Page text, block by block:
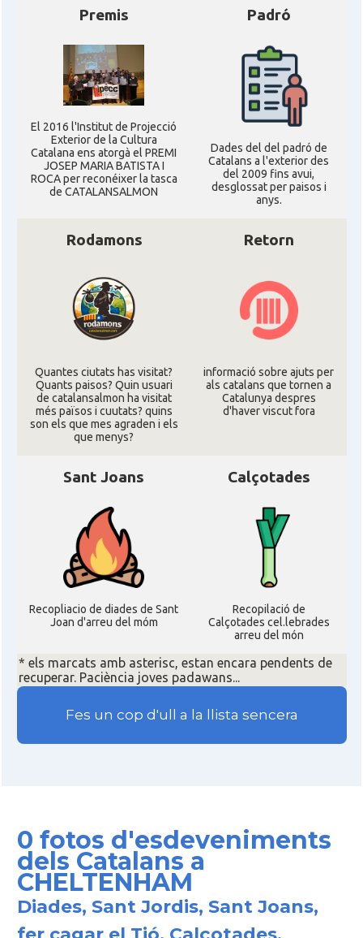
Premis
El 2016 l'Institut de Projecció
Exterior de la Cultura
Catalana ens atorgà el PREMI
JOSEP MARIA BATISTA I
ROCA per reconéixer la tasca
de CATALANSALMON
Padró
Dades del del padró de
Catalans a l'exterior des
del 2009 fins avui,
desglossat per paisos i
anys.
Rodamons
Quantes ciutats has visitat?
Quants paisos? Quin usuari
de catalansalmon ha visitat
més països i cuutats? quins
son els que mes agraden i els
que menys?
Retorn
informació sobre ajuts per
als catalans que tornen a
Catalunya despres
d'haver viscut fora
Sant Joans
Recopliacio de diades de Sant
Joan d'arreu del móm
Calçotades
Recopilació de
Calçotades cel.lebrades
arreu del món
* els marcats amb asterisc, estan encara pendents de
recuperar. Paciència joves padawans...
Fes un cop d'ull a la llista sencera
0 fotos d'esdeveniments
dels Catalans a
CHELTENHAM
Diades, Sant Jordis, Sant Joans,